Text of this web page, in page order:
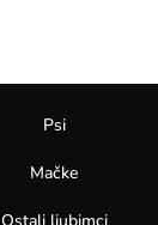
Psi
Mačke
Ostali ljubimci